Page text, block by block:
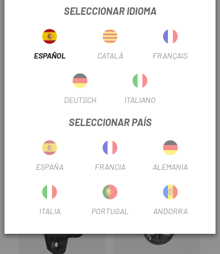
FICHA DE PRODUCTO
TEMPORADA
INFORMACIÓN DEL PRODUCTO
Es adaptable y extraíble. Compatible con el Garmin Edge
OPINIONES
PRODUCTOS SIMILARES
SELECCIONAR IDIOMA
ESPAÑOL CATALÀ FRANÇAIS
DEUTSCH ITALIANO
SELECCIONAR PAÍS
ESPAÑA FRANCIA ALEMANIA
ITALIA PORTUGAL ANDORRA